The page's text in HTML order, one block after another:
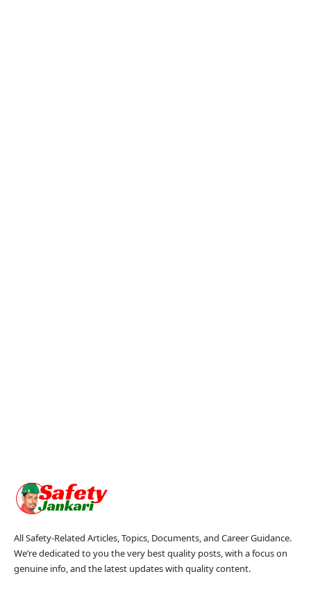
All Safety-Related Articles, Topics, Documents, and Career Guidance.
We’re dedicated to you the very best quality posts, with a focus on
genuine info, and the latest updates with quality content.